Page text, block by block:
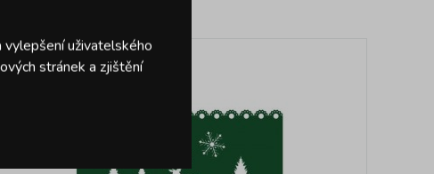
uživatelského
stránek a zjištění